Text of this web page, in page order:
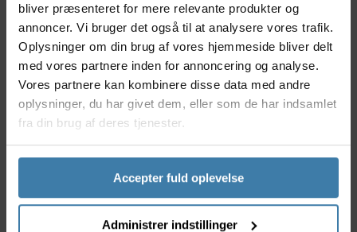
bliver præsenteret for mere relevante produkter og
annoncer. Vi bruger det også til at analysere vores trafik.
Oplysninger om din brug af vores hjemmeside bliver delt
med vores partnere inden for annoncering og analyse.
Vores partnere kan kombinere disse data med andre
oplysninger, du har givet dem, eller som de har indsamlet
fra din brug af deres tjenester.
Accepter fuld oplevelse
Administrer indstillinger
Digitalt manometer sikrer præcis trykmåling
Let og kompakt konstruktion – nem at tage med
Designet til affjedringssystemer på cykler
Brugervenlig og hurtigt aflæselig skærm
Robust materiale for lang holdbarhed
Anvendelse
Syncros Boundary 1.0SH er ideel til mountainbikere,
affjedringssystem. Den digitale manometer gør det
nemt at finjustere trykket, hvilket giver øget komfort
og kontrol - især ved krævende terrænkørsel.